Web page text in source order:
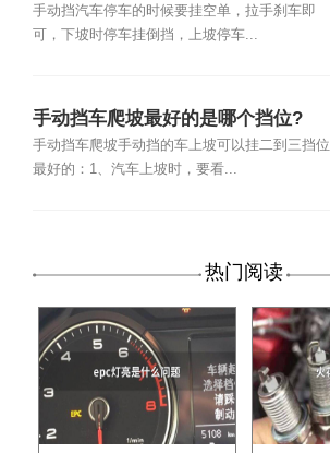
手动挡汽车停车的时候要挂空单，拉手刹车即
可，下坡时停车挂倒挡，上坡停车...
手动挡车爬坡最好的是哪个挡位?
手动挡车爬坡手动挡的车上坡可以挂二到三挡位
最好的：1、汽车上坡时，要看...
热门阅读